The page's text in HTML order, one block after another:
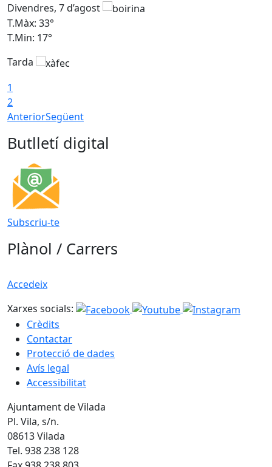
Divendres, 7 d’agost
T.Màx: 33°
T.Min: 17°
Tarda
1
2
AnteriorSegüent
Butlletí digital
Subscriu-te
Plànol / Carrers
Accedeix
Xarxes socials:
Crèdits
Contactar
Protecció de dades
Avís legal
Accessibilitat
Ajuntament de Vilada
Pl. Vila, s/n.
08613 Vilada
Tel. 938 238 128